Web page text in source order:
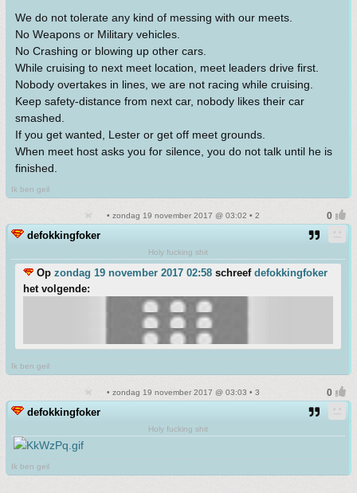
We do not tolerate any kind of messing with our meets.
No Weapons or Military vehicles.
No Crashing or blowing up other cars.
While cruising to next meet location, meet leaders drive first.
Nobody overtakes in lines, we are not racing while cruising.
Keep safety-distance from next car, nobody likes their car
smashed.
If you get wanted, Lester or get off meet grounds.
When meet host asks you for silence, you do not talk until he is
finished.
Ik ben geil
• zondag 19 november 2017 @ 03:02 • 2
defokkingfoker
Holy fucking shit
Op zondag 19 november 2017 02:58 schreef defokkingfoker
het volgende:
Ik ben geil
• zondag 19 november 2017 @ 03:03 • 3
defokkingfoker
Holy fucking shit
Ik ben geil